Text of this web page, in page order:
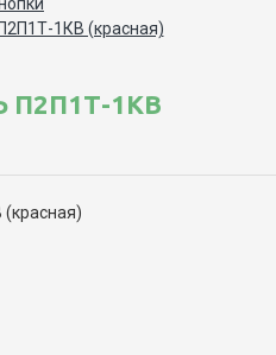
1КВ (красная)
1КВ